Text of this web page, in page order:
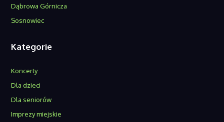
Dąbrowa Górnicza
Sosnowiec
Kategorie
Koncerty
Dla dzieci
Dla seniorów
Imprezy miejskie